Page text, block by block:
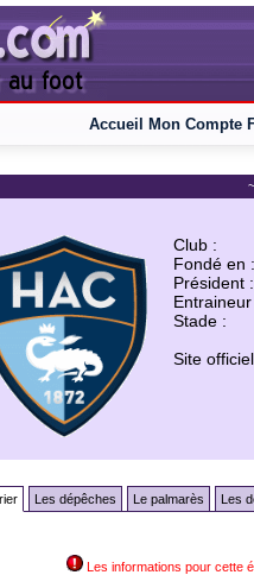
Accueil Mon Compte
Club :
Fondé en :
Président :
Stade :
Site
Les dépêches Le palmarès Les
Les informations pour cette